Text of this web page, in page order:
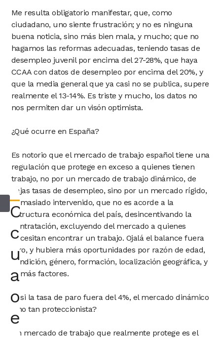
Me resulta obligatorio manifestar, que, como
ciudadano, uno siente frustración; y no es ninguna
buena noticia, sino más bien mala, y mucho; que no
hagamos las reformas adecuadas, teniendo tasas de
desempleo juvenil por encima del 27-28%, que haya
CCAA con datos de desempleo por encima del 20%, y
que la media general que ya casi no se publica, supere
realmente el 13-14%. Es triste y mucho, los datos no
nos permiten dar un visón optimista.
¿Qué ocurre en España?
Es notorio que el mercado de trabajo español tiene una
regulación que protege en exceso a quienes tienen
trabajo, no por un mercado de trabajo dinámico, de
bajas tasas de desempleo, sino por un mercado rígido,
demasiado intervenido, que no es acorde a la
estructura económica del país, desincentivando la
contratación, excluyendo del mercado a quienes
necesitan encontrar un trabajo. Ojalá el balance fuera
otro, y hubiera más oportunidades por razón de edad,
condición, género, formación, localización geográfica, y
demás factores.
¿Y si la tasa de paro fuera del 4%, el mercado dinámico
y no tan proteccionista?
Un mercado de trabajo que realmente protege es el
Consultar
con
un
abogado
o
economista